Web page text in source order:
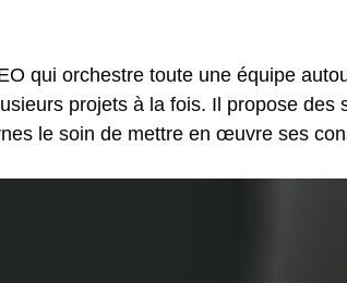
qui orchestre toute une équipe
projets à la fois. Il propose
le soin de mettre en œuvre ses